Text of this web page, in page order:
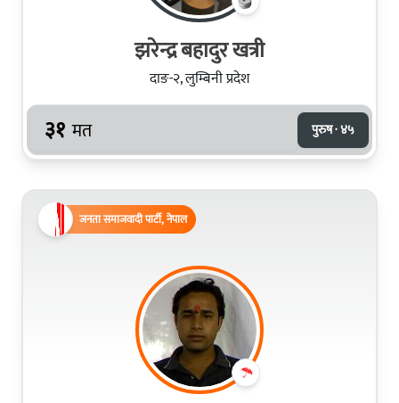
झरेन्द्र बहादुर खत्री
दाङ-२, लुम्बिनी प्रदेश
३१ मत पुरुष · ४५
जनता समाजवादी पार्टी, नेपाल